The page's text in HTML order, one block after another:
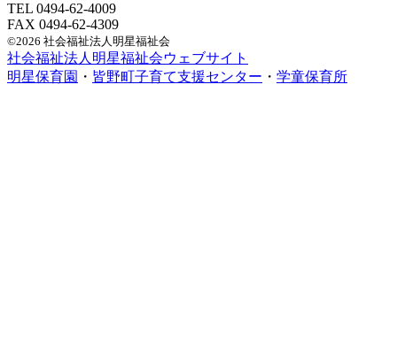
TEL 0494-62-4009
FAX 0494-62-4309
©2026 社会福祉法人明星福祉会
社会福祉法人明星福祉会ウェブサイト
明星保育園 ・ 皆野町子育て支援センター ・ 学童保育所